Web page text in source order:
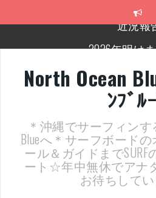
2026年明け
近況報
ヤッチマッター
支部長就任報告と支部
近況報
North Ocean
ﾝﾌﾞﾙ
＊沖縄でサーフィンす
Blueへ＊サーフボード
ール＆ガイドまで
ート☆年中無休でアナ
お待ちして